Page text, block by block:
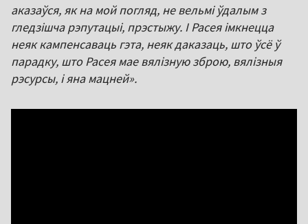
аказаўся, як на мой погляд, не вельмі ўдалым з
гледзішча рэпутацыі, прэстыжу. І Расея імкнецца
неяк кампенсаваць гэта, неяк даказаць, што ўсё ў
парадку, што Расея мае вялізную зброю, вялізныя
рэсурсы, і яна мацней».